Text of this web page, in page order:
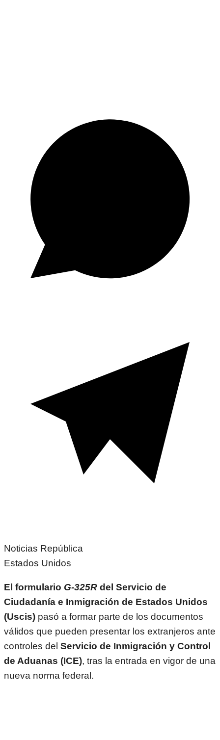
Noticias República
Estados Unidos
El formulario G-325R del Servicio de
Ciudadanía e Inmigración de Estados Unidos
(Uscis) pasó a formar parte de los documentos
válidos que pueden presentar los extranjeros ante
controles del Servicio de Inmigración y Control
de Aduanas (ICE), tras la entrada en vigor de una
nueva norma federal.